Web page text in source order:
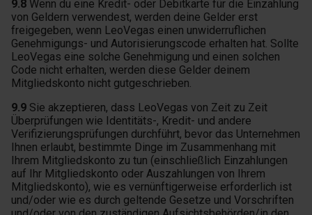
9.8 Wenn du eine Kredit- oder Debitkarte für die Einzahlung
von Geldern verwendest, werden deine Gelder erst
freigegeben, wenn LeoVegas einen unwiderruflichen
Genehmigungs- und Autorisierungscode erhalten hat. Sollte
LeoVegas eine solche Genehmigung und einen solchen
Code nicht erhalten, werden diese Gelder deinem
Mitgliedskonto nicht gutgeschrieben.
9.9 Sie akzeptieren, dass LeoVegas von Zeit zu Zeit
Überprüfungen wie Identitäts-, Kredit- und andere
Verifizierungsprüfungen durchführt, bevor das Unternehmen
Ihnen erlaubt, bestimmte Dinge im Zusammenhang mit
Ihrem Mitgliedskonto zu tun (einschließlich Einzahlungen
auf Ihr Mitgliedskonto oder Auszahlungen von Ihrem
Mitgliedskonto), wie es vernünftigerweise erforderlich ist
und/oder wie es durch geltende Gesetze und Vorschriften